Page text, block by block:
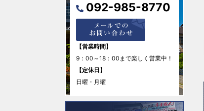
2026年1月
2025年12月
2025年11月
092-985-8770
【営業時間】
9：00～18：00まで楽しく営業中！
【定休日】
日曜・月曜